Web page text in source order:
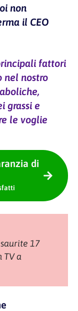
non
il CEO
fattori
nel nostro
grassi e
le voglie
di
17
TV a